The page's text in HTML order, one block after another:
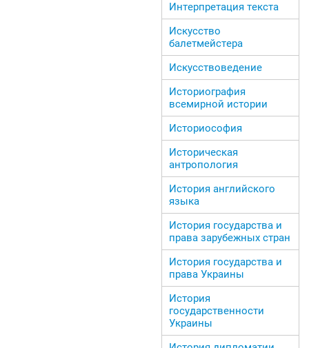
Интерпретация текста
Искусство
балетмейстера
Искусствоведение
Историография
всемирной истории
Историософия
Историческая
антропология
История английского
языка
История государства и
права зарубежных стран
История государства и
права Украины
История
государственности
Украины